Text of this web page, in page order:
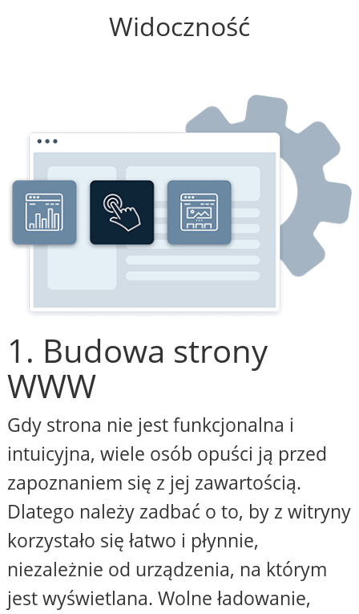
Widoczność
1. Budowa strony
WWW
Gdy strona nie jest funkcjonalna i
intuicyjna, wiele osób opuści ją przed
zapoznaniem się z jej zawartością.
Dlatego należy zadbać o to, by z witryny
korzystało się łatwo i płynnie,
niezależnie od urządzenia, na którym
jest wyświetlana. Wolne ładowanie,